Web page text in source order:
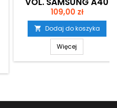
Cena
109,00 zł
 Dodaj do koszyka
Więcej